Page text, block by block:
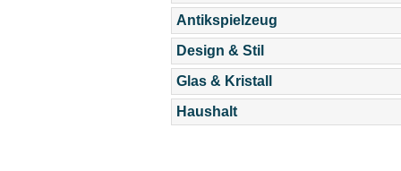
Antikspielzeug
Design & Stil
Glas & Kristall
Haushalt